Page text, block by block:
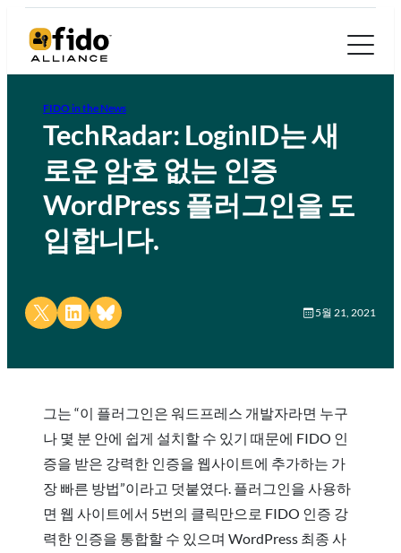
FIDO in the News
TechRadar: LoginID는 새
로운 암호 없는 인증
WordPress 플러그인을 도
입합니다.
Share on X Share on LinkedIn
Share on Bluesky 5월 21, 2021
그는 “이 플러그인은 워드프레스 개발자라면 누구
나 몇 분 안에 쉽게 설치할 수 있기 때문에 FIDO 인
증을 받은 강력한 인증을 웹사이트에 추가하는 가
장 빠른 방법”이라고 덧붙였다. 플러그인을 사용하
면 웹 사이트에서 5번의 클릭만으로 FIDO 인증 강
력한 인증을 통합할 수 있으며 WordPress 최종 사